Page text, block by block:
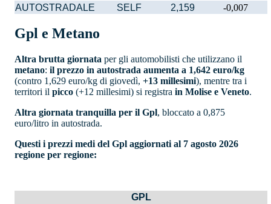
AUTOSTRADALE SELF 2,159 -0,007
Gpl e Metano
Altra brutta giornata per gli automobilisti che utilizzano il
metano: il prezzo in autostrada aumenta a 1,642 euro/kg
(contro 1,629 euro/kg di giovedì, +13 millesimi), mentre tra i
territori il picco (+12 millesimi) si registra in Molise e Veneto.
Altra giornata tranquilla per il Gpl, bloccato a 0,875
euro/litro in autostrada.
Questi i prezzi medi del Gpl aggiornati al 7 agosto 2026
regione per regione:
GPL